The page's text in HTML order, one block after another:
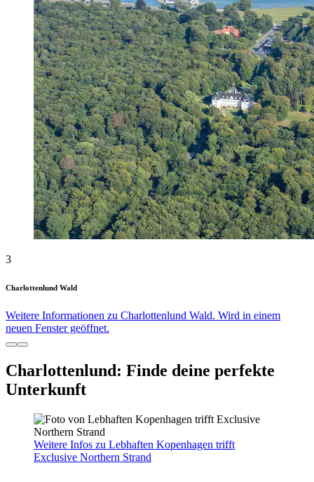
3
Charlottenlund Wald
Weitere Informationen zu Charlottenlund Wald. Wird in einem
neuen Fenster geöffnet.
Charlottenlund: Finde deine perfekte
Unterkunft
Weitere Infos zu Lebhaften Kopenhagen trifft
Exclusive Northern Strand